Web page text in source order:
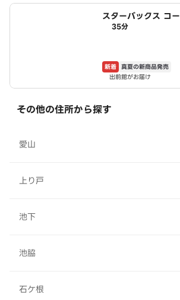
スターバックス コ
森公園Harappa店
35分
新着 真夏の新商品発売
出前館がお届け
その他の住所から探す
愛山
上り戸
池下
池脇
石ケ根